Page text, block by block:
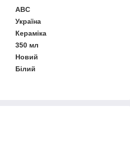
ABC
Україна
Кераміка
350 мл
Новий
Білий